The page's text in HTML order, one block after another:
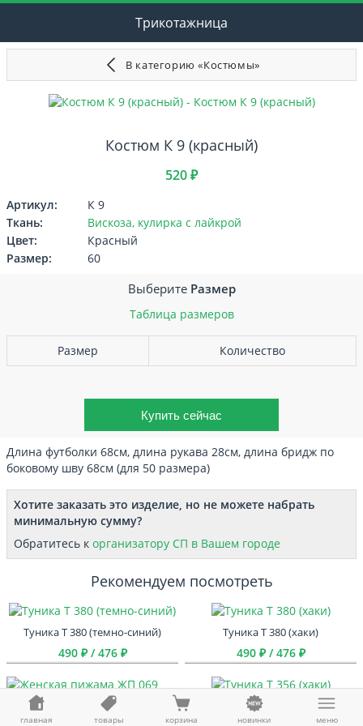
Трикотажница
В категорию «Костюмы»
Костюм К 9 (красный)
520 ₽
Артикул:
К 9
Ткань:
Вискоза, кулирка с лайкрой
Цвет:
Красный
Размер:
60
Выберите Размер
Таблица размеров
Размер Количество
Длина футболки 68см, длина рукава 28см, длина бридж по
боковому шву 68см (для 50 размера)
Хотите заказать это изделие, но не можете набрать
минимальную сумму?
Обратитесь к организатору СП в Вашем городе
Рекомендуем посмотреть
Туника Т 380 (темно-синий)
490 ₽ / 476 ₽
Туника Т 380 (хаки)
490 ₽ / 476 ₽
Женская пижама ЖП 069 (мишки
Туника Т 356 (хаки)